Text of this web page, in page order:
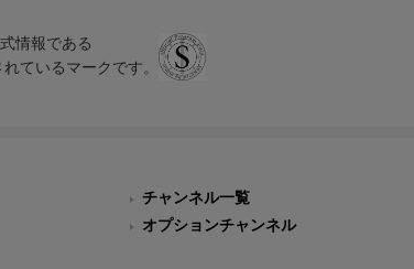
情報である
ているマークです。
チャンネル一覧
オプションチャンネル